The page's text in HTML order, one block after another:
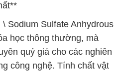
Sodium Sulfate Anhydrous
học thông thường, mà
quý giá cho các nghiên
công nghệ. Tính chất vật